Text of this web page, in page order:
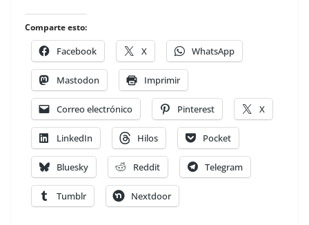
Comparte esto:
Facebook X WhatsApp
Mastodon Imprimir
Correo electrónico Pinterest X
LinkedIn Hilos Pocket
Bluesky Reddit Telegram
Tumblr Nextdoor